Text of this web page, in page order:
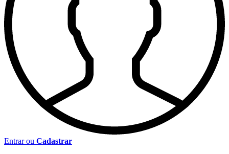
Entrar ou Cadastrar